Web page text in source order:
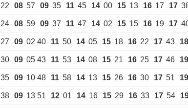
22 08 57 09 35 11 45 14 00 15 13 16 17 17
24 08 59 09 37 11 47 14 02 15 15 16 19 17
27 09 02 40 11 50 14 05 15 18 16 22 17 43 18
30 09 05 43 11 53 14 08 15 21 16 25 17 46 19
35 09 10 48 11 58 14 13 15 26 16 30 17 51 19
38 09 13 51 12 01 14 16 15 29 16 33 17 54